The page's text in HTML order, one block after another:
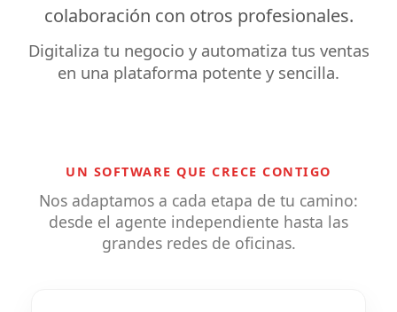
colaboración con otros profesionales.
Digitaliza tu negocio y automatiza tus ventas
en una plataforma potente y sencilla.
UN SOFTWARE QUE CRECE CONTIGO
Nos adaptamos a cada etapa de tu camino:
desde el agente independiente hasta las
grandes redes de oficinas.